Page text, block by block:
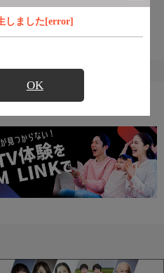
しました[error]
OK